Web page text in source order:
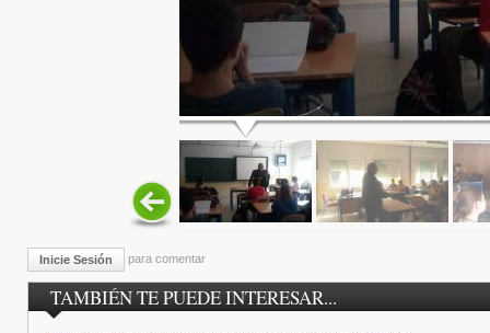
Inicie Sesión para comentar
TAMBIÉN TE PUEDE INTERESAR...